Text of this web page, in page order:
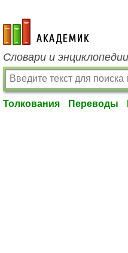
academic.ru
Словари и
Толкования Переводы